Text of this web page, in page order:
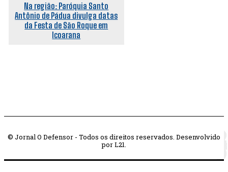
Na região: Paróquia Santo
Antônio de Pádua divulga datas
da Festa de São Roque em
Icoarana
© Jornal O Defensor - Todos os direitos reservados. Desenvolvido
por L21.